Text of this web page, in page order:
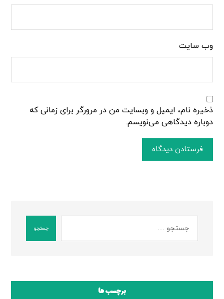
وب‌ سایت
ذخیره نام، ایمیل و وبسایت من در مرورگر برای زمانی که
دوباره دیدگاهی می‌نویسم.
فرستادن دیدگاه
جستجو
برچسب ها